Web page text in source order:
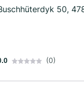
50,
(0)